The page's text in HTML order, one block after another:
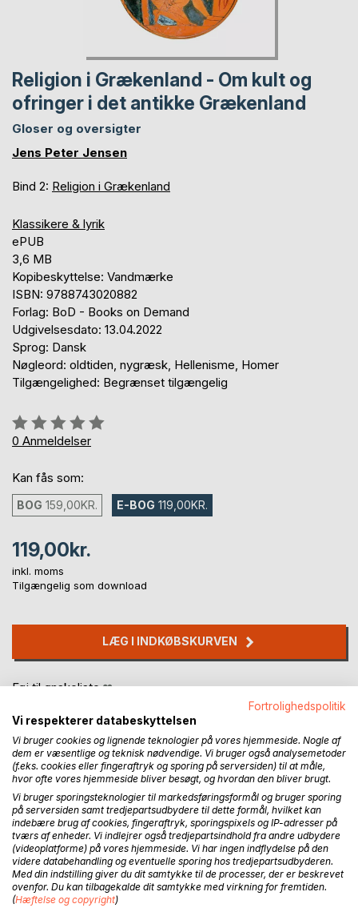
Religion i Grækenland - Om kult og
ofringer i det antikke Grækenland
Gloser og oversigter
Jens Peter Jensen
Bind 2: Religion i Grækenland
Klassikere & lyrik
ePUB
3,6 MB
Kopibeskyttelse: Vandmærke
ISBN: 9788743020882
Forlag: BoD - Books on Demand
Udgivelsesdato: 13.04.2022
Sprog: Dansk
Nøgleord: oldtiden, nygræsk, Hellenisme, Homer
Tilgængelighed: Begrænset tilgængelig
Anmeldelse::
0%
0 Anmeldelser
Kan fås som:
BOG 159,00KR. E-BOG 119,00KR.
119,00kr.
inkl. moms
Tilgængelig som download
LÆG I INDKØBSKURVEN
Føj til ønskeliste
BESKRIVELSE
Denne antologi præsenterer et efter forfatterens mening
relevant udvalg af oldgræske tekster til belysning af græsk
religion i dens mange forskellige aspekter. Ud fra de
Fortrolighedspolitik
Vi respekterer databeskyttelsen
Vi bruger cookies og lignende teknologier på vores hjemmeside. Nogle af
dem er væsentlige og teknisk nødvendige. Vi bruger også analysemetoder
(f.eks. cookies eller fingeraftryk og sporing på serversiden) til at måle,
hvor ofte vores hjemmeside bliver besøgt, og hvordan den bliver brugt.
Vi bruger sporingsteknologier til markedsføringsformål og bruger sporing
på serversiden samt tredjepartsudbydere til dette formål, hvilket kan
indebære brug af cookies, fingeraftryk, sporingspixels og IP-adresser på
tværs af enheder. Vi indlejrer også tredjepartsindhold fra andre udbydere
(videoplatforme) på vores hjemmeside. Vi har ingen indflydelse på den
videre databehandling og eventuelle sporing hos tredjepartsudbyderen.
Med din indstilling giver du dit samtykke til de processer, der er beskrevet
ovenfor. Du kan tilbagekalde dit samtykke med virkning for fremtiden.
(Hæftelse og copyright)